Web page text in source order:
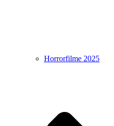
Horrorfilme 2025